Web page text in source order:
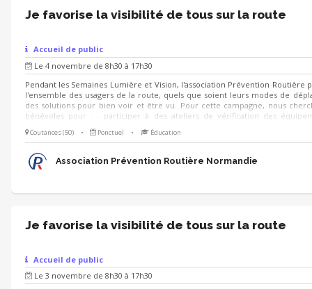
Je favorise la visibilité de tous sur la route
Accueil de public
Le 4 novembre de 8h30 à 17h30
Pendant les Semaines Lumière et Vision, l'association Prévention Routière
l'ensemble des usagers de la route, quels que soient leurs modes de
des solutions pour bien voir et être vu. Pour cette campagne, nous
bénévoles pour : - participer à des ateliers de vérification des
visibilité et de conseils à destination des automobilistes, conducteurs de
cyclistes et usagers de trottinettes électriques - diffuser des conseils
ludiques et simples à prendre en main : quiz, jeu de cartes, jeu de
trouve...
Coutances (50) • Ponctuel • Éducation
Association Prévention Routière Normandie
Je favorise la visibilité de tous sur la route
Accueil de public
Le 3 novembre de 8h30 à 17h30